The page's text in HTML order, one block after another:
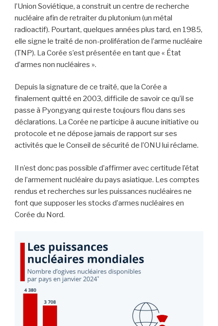
l’Union Soviétique, a construit un centre de recherche
nucléaire afin de retraiter du plutonium (un métal
radioactif). Pourtant, quelques années plus tard, en 1985,
elle signe le traité de non-prolifération de l’arme nucléaire
(TNP). La Corée s’est présentée en tant que « État
d’armes non nucléaires ».
Depuis la signature de ce traité, que la Corée a
finalement quitté en 2003, difficile de savoir ce qu’il se
passe à Pyongyang qui reste toujours flou dans ses
déclarations. La Corée ne participe à aucune initiative ou
protocole et ne dépose jamais de rapport sur ses
activités que le Conseil de sécurité de l’ONU lui réclame.
Il n’est donc pas possible d’affirmer avec certitude l’état
de l’armement nucléaire du pays asiatique. Les comptes
rendus et recherches sur les puissances nucléaires ne
font que supposer les stocks d’armes nucléaires en
Corée du Nord.